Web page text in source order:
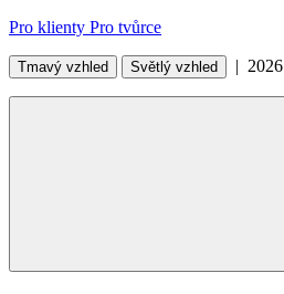
Pro klienty Pro tvůrce
Tmavý vzhled Světlý vzhled | 2026